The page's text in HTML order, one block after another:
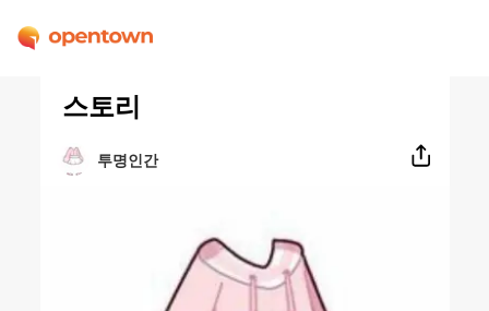
스토리
투명인간